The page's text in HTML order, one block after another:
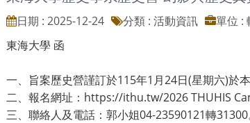
日期 : 2025-12-24 分類 : 活動資訊 單位 :
東海大學 函
一、旨案歷史營謹訂於115年1月24日(星期六)於本
二、報名網址：https://ithu.tw/2026 THUHIS
三、聯絡人及電話：郭小姐04-23590121轉31300